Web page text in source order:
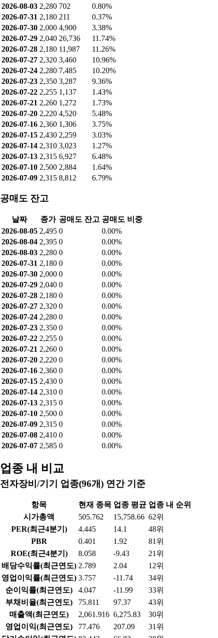
2026-08-03 2,280 702
0.80%
2026-07-31 2,180 211
0.37%
2026-07-30 2,000 4,900
3.38%
2026-07-29 2,040 26,736
11.74%
2026-07-28 2,180 11,987
11.26%
2026-07-27 2,320 3,460
10.96%
2026-07-24 2,280 7,485
10.20%
2026-07-23 2,350 3,287
9.36%
2026-07-22 2,255 1,137
1.43%
2026-07-21 2,260 1,272
1.73%
2026-07-20 2,220 4,520
5.48%
2026-07-16 2,360 1,306
3.75%
2026-07-15 2,430 2,259
3.03%
2026-07-14 2,310 3,023
1.27%
2026-07-13 2,315 6,927
6.48%
2026-07-10 2,500 2,884
1.64%
2026-07-09 2,315 8,812 6.79%
공매도 잔고
날짜 종가 공매도 잔고 공매도 비중
2026-08-05 2,495 0
0.00%
2026-08-04 2,395 0
0.00%
2026-08-03 2,280 0
0.00%
2026-07-31 2,180 0
0.00%
2026-07-30 2,000 0
0.00%
2026-07-29 2,040 0
0.00%
2026-07-28 2,180 0
0.00%
2026-07-27 2,320 0
0.00%
2026-07-24 2,280 0
0.00%
2026-07-23 2,350 0
0.00%
2026-07-22 2,255 0
0.00%
2026-07-21 2,260 0
0.00%
2026-07-20 2,220 0
0.00%
2026-07-16 2,360 0
0.00%
2026-07-15 2,430 0
0.00%
2026-07-14 2,310 0
0.00%
2026-07-13 2,315 0
0.00%
2026-07-10 2,500 0
0.00%
2026-07-09 2,315 0
0.00%
2026-07-08 2,410 0
0.00%
2026-07-07 2,585 0 0.00%
업종 내 비교
전자장비/기기 업종(96개) 연간 기준
항목 현재 종목 업종 평균 업종 내 순위
시가총액
505.762 15,758.66 62위
PER(최근4분기)
4.445 14.1
48위
PBR
0.401 1.92
81위
ROE(최근4분기)
8.058 -9.43
21위
배당수익률(최근연도) 2.789 2.04
12위
영업이익률(최근연도) 3.757 -11.74
34위
순이익률(최근연도)
4.047 -11.99
33위
부채비율(최근연도)
75.811 97.37
43위
매출액(최근연도)
2,061.916 6,275.83
30위
영업이익(최근연도)
77.476 207.09
31위